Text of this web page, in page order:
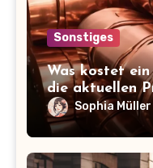
Sonstiges
Was kostet
die aktuellen
sollten!Sophia Müller